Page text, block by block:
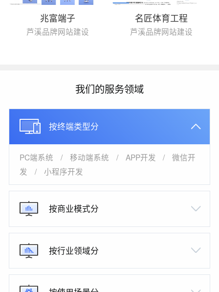
兆富端子
芦溪品牌网站建设
名匠体育工程
芦溪品牌网站建设
我们的服务领域
按终端类型分
PC端系统 / 移动端系统 / APP开发 /
微信开
发
/ 小程序开发
按商业模式分
按行业领域分